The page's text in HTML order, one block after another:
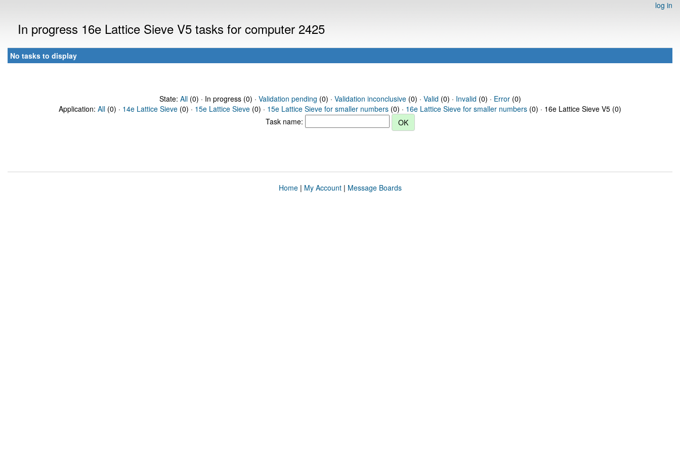
log in
In progress 16e Lattice Sieve V5 tasks for computer 2425
No tasks to display
State: All(0) · In progress (0) · Validation pending (0) · Validation inconclusive(0) · Valid (0) · Invalid (0) · Error(0)
Application: All (0) · 14e Lattice Sieve (0) · 15e Lattice Sieve (0) · 15e Lattice Sieve for smaller numbers (0) · 16e Lattice Sieve for smaller numbers (0) · 16e Lattice Sieve V5 (0)
Task name:
Home| My Account| Message Boards